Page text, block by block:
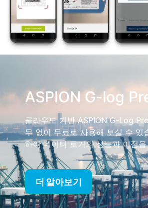
ASPION G-log
클라우드 기반 ASPION G-Log
무 없이 무료로 사용해 보실 수 있
하여 데이터 로거의 성능과 이점
더 알아보기